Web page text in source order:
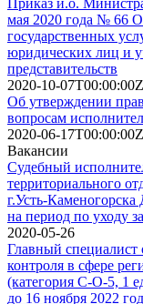
мая 2020 года № 66
государственных
юридических лиц и
представительств
2020-10-07T00:00:00Z
Об утверждении
вопросам
2020-06-17T00:00:00Z
Вакансии
Судебный
территориального
г.Усть-
на период по уходу
2020-05-26
Главный специалист
контроля в сфере
(категория С-О-5, 1
до 16 ноября 2022